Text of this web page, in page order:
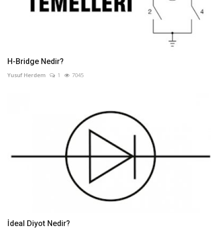
H-Bridge Nedir?
Yusuf Herdem 1 7045
İdeal Diyot Nedir?